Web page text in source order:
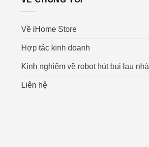
Về iHome Store
Hợp tác kinh doanh
Kinh nghiệm về robot hút bụi lau nhà
Liên hệ